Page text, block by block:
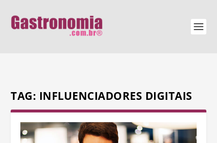
TAG: INFLUENCIADORES DIGITAIS